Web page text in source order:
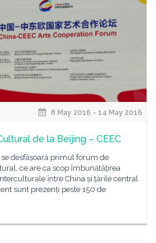
8 May 2016 - 14 May 2016
de la Beijing – CEEC
desfășoară primul forum de
ce are ca scop îmbunătățirea
între China și țările central
sunt prezenți peste 150 de